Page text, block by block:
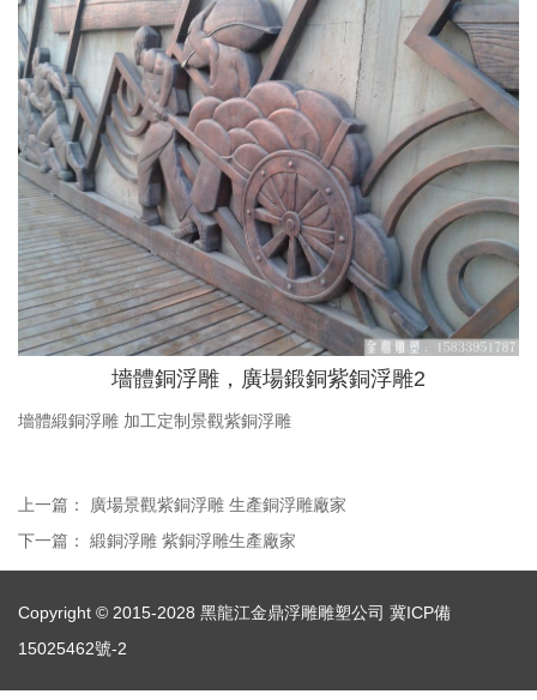
墻體銅浮雕，廣場鍛銅紫銅浮雕2
墻體緞銅浮雕 加工定制景觀紫銅浮雕
上一篇： 廣場景觀紫銅浮雕 生產銅浮雕廠家
下一篇： 緞銅浮雕 紫銅浮雕生產廠家
Copyright © 2015-2028 黑龍江金鼎浮雕雕塑公司 冀ICP備
15025462號-2